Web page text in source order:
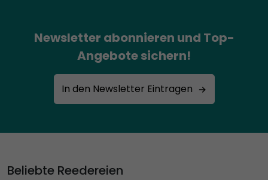
Newsletter abonnieren und Top-
Angebote sichern!
In den Newsletter Eintragen
Beliebte Reedereien